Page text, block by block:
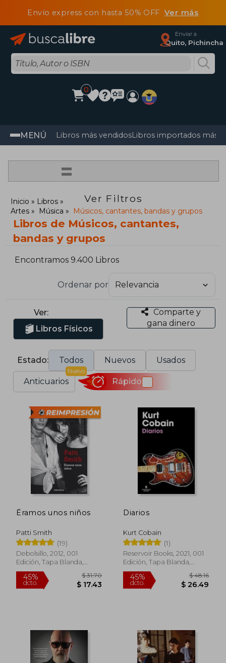
Envío express con hasta 50% OFF Ver más
Enviar a
Quito, Pichincha
0
MENÚ Libros más vendidosLibros importados más
=
Ver Filtros
Inicio
Libros
Artes
Música Músicos, cantantes, bandas y grupos
Libros de Músicos, cantantes,
bandas y grupos
Encontramos 9.400 Libros
Ordenar por
Ver:
Libros Físicos
Comparte y
gana dinero
Estado: Todos Nuevos Usados
Anticuarios
Nuevo
Rápido
Éramos unos niños
Patti Smith
(19)
Debolsillo, 2012, 001
Edición, Tapa Blanda,
Nuevo
dcto.
Diarios
Kurt Cobain
(1)
Reservoir Books, 2021, 001
Edición, Tapa Blanda,
Nuevo
45%
dcto.